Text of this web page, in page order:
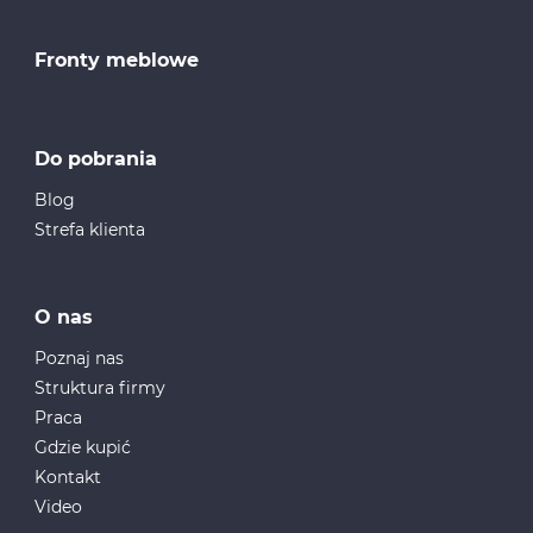
Fronty meblowe
Do pobrania
Blog
Strefa klienta
O nas
Poznaj nas
Struktura firmy
Praca
Gdzie kupić
Kontakt
Video